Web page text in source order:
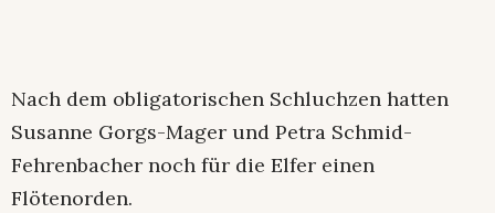
Nach dem obligatorischen Schluchzen hatten
Susanne Gorgs-Mager und Petra Schmid-
Fehrenbacher noch für die Elfer einen
Flötenorden.